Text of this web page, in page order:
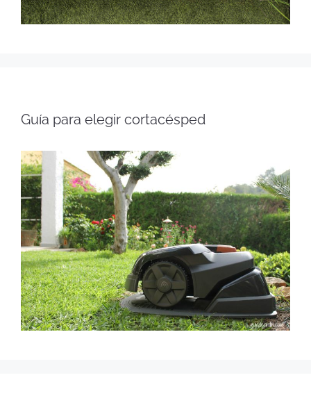
Guía para elegir cortacésped